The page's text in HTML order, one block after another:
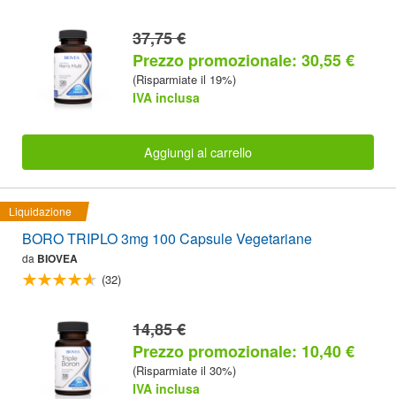
37,75 €
Prezzo promozionale: 30,55 €
(Risparmiate il 19%)
IVA inclusa
Aggiungi al carrello
Liquidazione
BORO TRIPLO 3mg 100 Capsule Vegetariane
da BIOVEA
(32)
14,85 €
Prezzo promozionale: 10,40 €
(Risparmiate il 30%)
IVA inclusa